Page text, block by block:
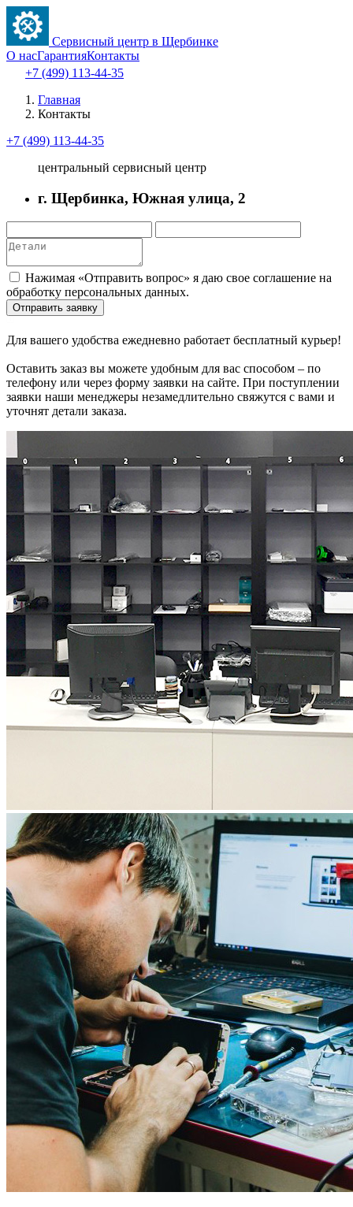
Сервисный центр в Щербинке
О насГарантияКонтакты
+7 (499) 113-44-35
Главная
Контакты
+7 (499) 113-44-35
центральный сервисный центр
г. Щербинка, Южная улица, 2
Нажимая «Отправить вопрос» я даю свое соглашение на
обработку персональных данных.
Отправить заявку
Для вашего удобства ежедневно работает бесплатный курьер!
Оставить заказ вы можете удобным для вас способом – по
телефону или через форму заявки на сайте. При поступлении
заявки наши менеджеры незамедлительно свяжутся с вами и
уточнят детали заказа.